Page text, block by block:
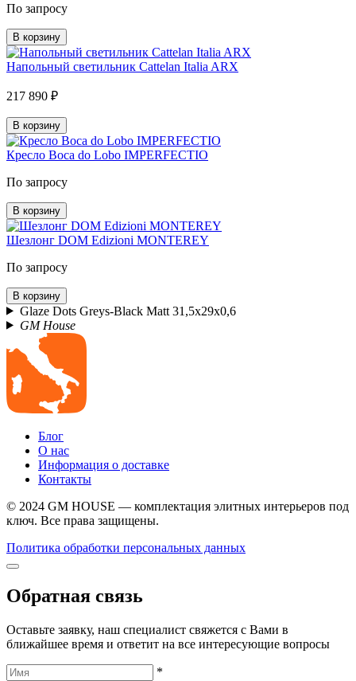
По запросу
В корзину
Напольный светильник Cattelan Italia ARX
217 890 ₽
В корзину
Кресло Boca do Lobo IMPERFECTIO
По запросу
В корзину
Шезлонг DOM Edizioni MONTEREY
По запросу
В корзину
Glaze Dots Greys-Black Matt 31,5x29x0,6
GM House
Блог
О нас
Информация о доставке
Контакты
© 2024 GM HOUSE — комплектация элитных интерьеров под
ключ. Все права защищены.
Политика обработки персональных данных
Обратная связь
Оставьте заявку, наш специалист свяжется с Вами в
ближайшее время и ответит на все интересующие вопросы
*